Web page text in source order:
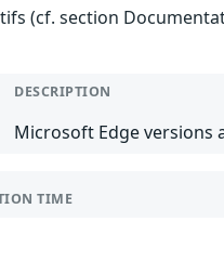
(cf. section
DESCRIPTION
Microsoft Edge versions
TIME